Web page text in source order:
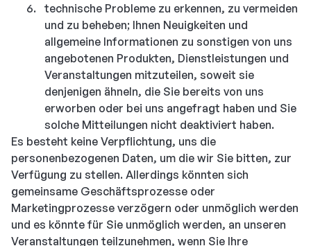
technische Probleme zu erkennen, zu vermeiden
und zu beheben; Ihnen Neuigkeiten und
allgemeine Informationen zu sonstigen von uns
angebotenen Produkten, Dienstleistungen und
Veranstaltungen mitzuteilen, soweit sie
denjenigen ähneln, die Sie bereits von uns
erworben oder bei uns angefragt haben und Sie
solche Mitteilungen nicht deaktiviert haben.
Es besteht keine Verpflichtung, uns die
personenbezogenen Daten, um die wir Sie bitten, zur
Verfügung zu stellen. Allerdings könnten sich
gemeinsame Geschäftsprozesse oder
Marketingprozesse verzögern oder unmöglich werden
und es könnte für Sie unmöglich werden, an unseren
Veranstaltungen teilzunehmen, wenn Sie Ihre